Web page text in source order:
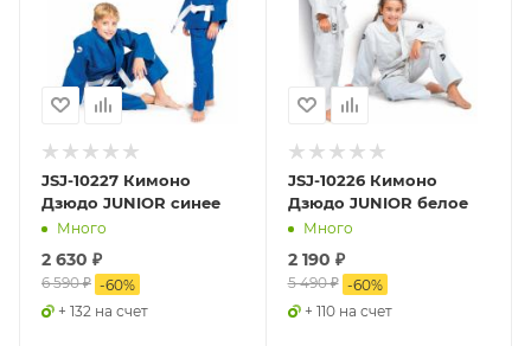
JSJ-10227 Кимоно
Дзюдо JUNIOR синее
Много
2 630 ₽
6 590 ₽ -60%
+ 132 на счет
JSJ-10226 Кимоно
Дзюдо JUNIOR белое
Много
2 190 ₽
5 490 ₽ -60%
+ 110 на счет